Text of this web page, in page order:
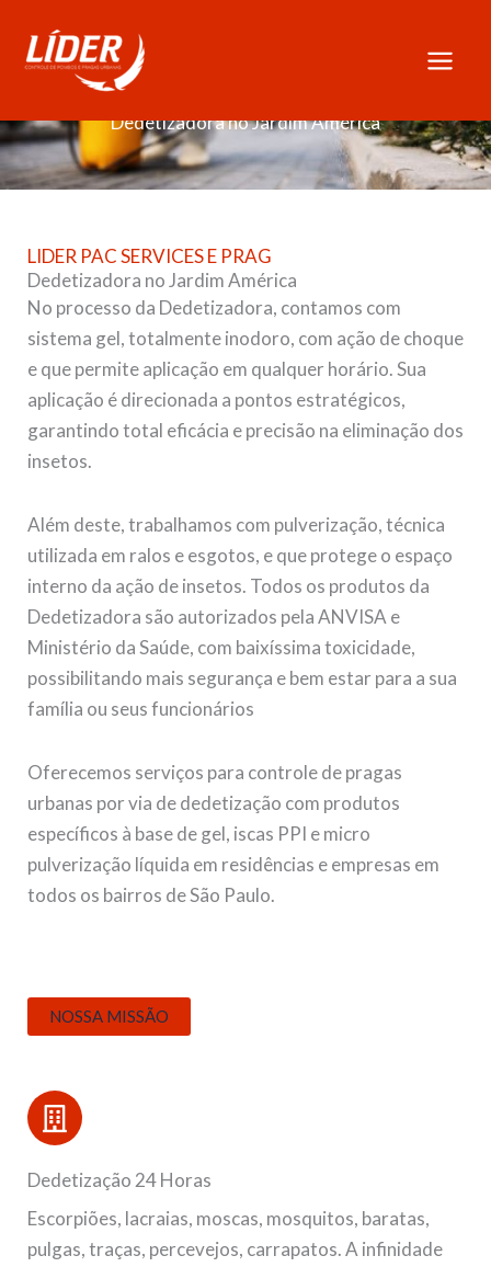
content
Dedetizadora no Jardim América
LIDER PAC SERVICES E PRAG
Dedetizadora no Jardim América
No processo da Dedetizadora, contamos com
sistema gel, totalmente inodoro, com ação de choque
e que permite aplicação em qualquer horário. Sua
aplicação é direcionada a pontos estratégicos,
garantindo total eficácia e precisão na eliminação dos
insetos.
Além deste, trabalhamos com pulverização, técnica
utilizada em ralos e esgotos, e que protege o espaço
interno da ação de insetos. Todos os produtos da
Dedetizadora são autorizados pela ANVISA e
Ministério da Saúde, com baixíssima toxicidade,
possibilitando mais segurança e bem estar para a sua
família ou seus funcionários
Oferecemos serviços para controle de pragas
urbanas por via de dedetização com produtos
específicos à base de gel, iscas PPI e micro
pulverização líquida em residências e empresas em
todos os bairros de São Paulo.
NOSSA MISSÃO
Dedetização 24 Horas
Escorpiões, lacraias, moscas, mosquitos, baratas,
pulgas, traças, percevejos, carrapatos. A infinidade